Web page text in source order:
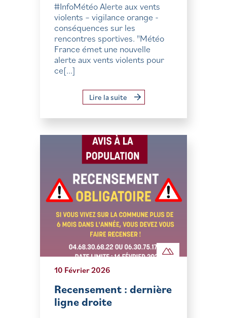
#InfoMétéo Alerte aux vents
violents – vigilance orange -
conséquences sur les
rencontres sportives. "Météo
France émet une nouvelle
alerte aux vents violents pour
ce[...]
Lire la suite
10 Février 2026
Recensement : dernière
ligne droite